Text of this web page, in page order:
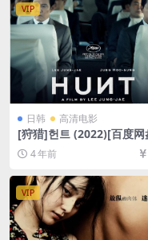
VIP
日韩 高清电影
[狩猎]헌트 (2022)[百度网
+迅雷云盘资源1080P超清
删减][MP4/8GB][韩语中
4 年前
VIP